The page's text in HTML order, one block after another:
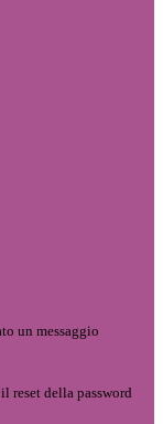
un messaggio
reset della password